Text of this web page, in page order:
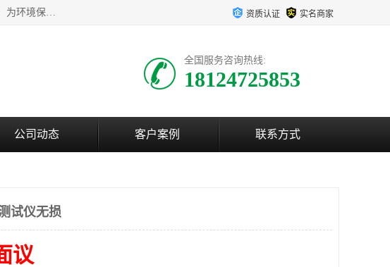
江苏天瑞仪器股份有限公司专业从事光谱、色谱、质谱等分析测试仪器及其软件的研发、生产和销售。产品品种齐全，为环境保护与安全、工业测试与分析及其它领域提供专业解决方案。 为客户提供更加先进的产品和更加满意的服务。 资质认证 实名商家
全国服务咨询热线:
18124725853
公司动态 客户案例 联系方式
试仪无损
议